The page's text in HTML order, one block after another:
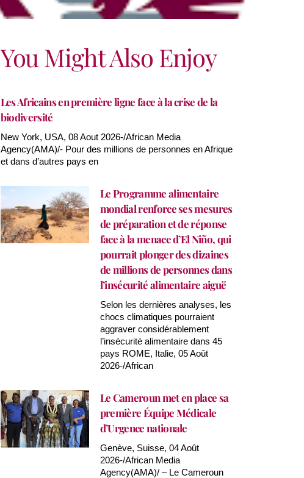
You Might Also Enjoy
Les Africains en première ligne face à la crise de la
biodiversité
New York, USA, 08 Aout 2026-/African Media
Agency(AMA)/- Pour des millions de personnes en Afrique
et dans d’autres pays en
Le Programme alimentaire
mondial renforce ses mesures
de préparation et de réponse
face à la menace d’El Niño, qui
pourrait plonger des dizaines
de millions de personnes dans
l’insécurité alimentaire aiguë
Selon les dernières analyses, les
chocs climatiques pourraient
aggraver considérablement
l’insécurité alimentaire dans 45
pays ROME, Italie, 05 Août
2026-/African
Le Cameroun met en place sa
première Équipe Médicale
d’Urgence nationale
Genève, Suisse, 04 Août
2026-/African Media
Agency(AMA)/ – Le Cameroun